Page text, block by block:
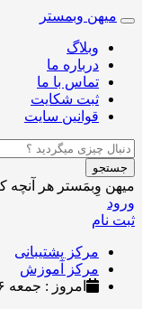
Toggle
navigation
میهن وبمستر
وبلاگ
درباره ما
تماس با ما
ثبت شکایت
قوانین سایت
جستجو
میهن وِبمَستر هر آنچه
ورود
ثبت نام
مرکز پشتیبانی
مرکز آموزش
امروز : جمعه ۱۶ مرداد ۱۴۰۵